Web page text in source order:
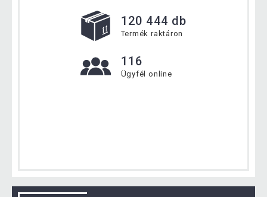
120 444 db
Termék raktáron
116
Ügyfél online